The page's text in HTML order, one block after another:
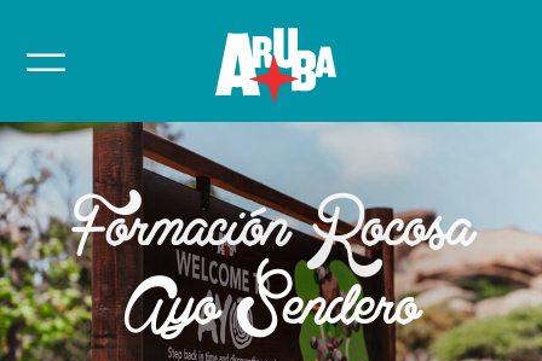
Formación Rocosa
Ayo Sendero